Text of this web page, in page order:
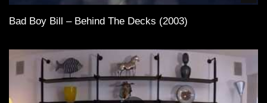
Bad Boy Bill – Behind The Decks (2003)